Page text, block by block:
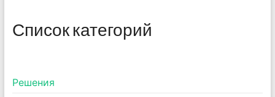
Список категорий
Pешения